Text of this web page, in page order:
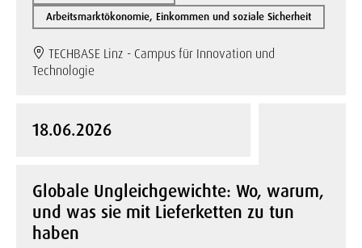
Arbeitsmarktökonomie, Einkommen und soziale Sicherheit
TECHBASE Linz - Campus für Innovation und
Technologie
18.06.2026
Globale Ungleichgewichte: Wo, warum,
und was sie mit Lieferketten zu tun
haben